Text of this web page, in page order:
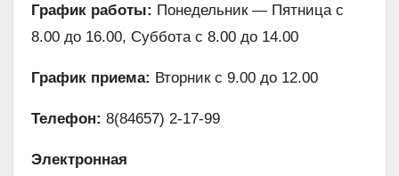
График работы: Понедельник — Пятница с
8.00 до 16.00, Суббота с 8.00 до 14.00
График приема: Вторник с 9.00 до 12.00
Телефон: 8(84657) 2-17-99
Электронная